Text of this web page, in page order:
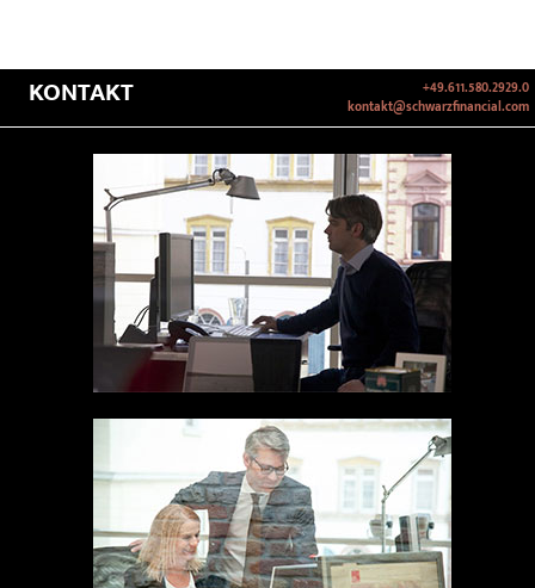
KONTAKT
+49.611.580.2929.0
kontakt@schwarzfinancial.com